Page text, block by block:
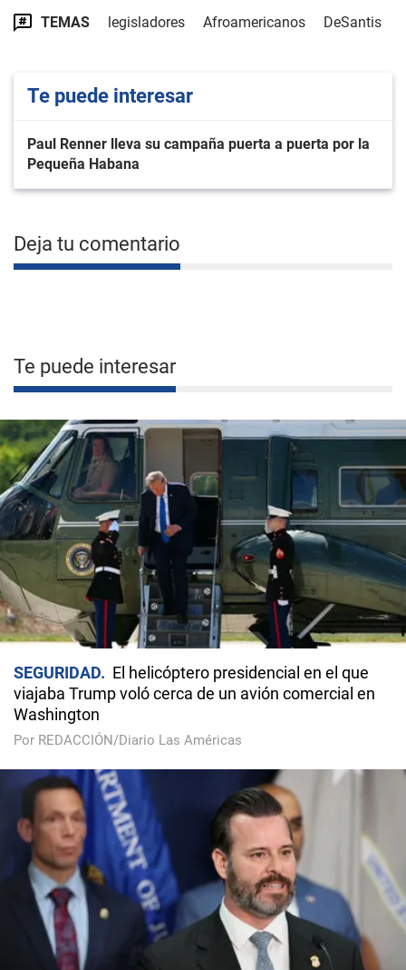
TEMAS legisladores Afroamericanos DeSantis
Te puede interesar
Paul Renner lleva su campaña puerta a puerta por la
Pequeña Habana
Deja tu comentario
Te puede interesar
SEGURIDAD
El helicóptero presidencial en el que
viajaba Trump voló cerca de un avión comercial en
Washington
Por REDACCIÓN/Diario Las Américas